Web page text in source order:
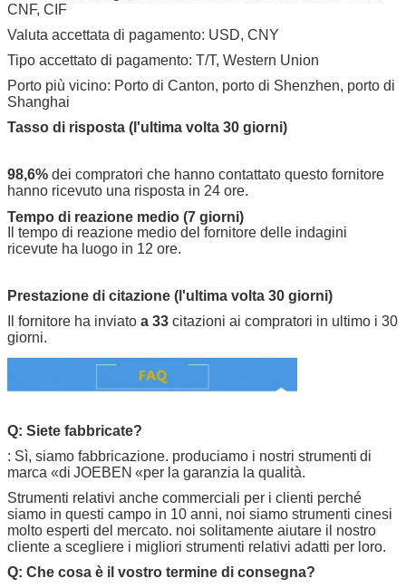
CNF, CIF
Valuta accettata di pagamento: USD, CNY
Tipo accettato di pagamento: T/T, Western Union
Porto più vicino: Porto di Canton, porto di Shenzhen, porto di
Shanghai
Tasso di risposta (l'ultima volta 30 giorni)
98,6% dei compratori che hanno contattato questo fornitore
hanno ricevuto una risposta in 24 ore.
Tempo di reazione medio (7 giorni)
Il tempo di reazione medio del fornitore delle indagini
ricevute ha luogo in 12 ore.
Prestazione di citazione (l'ultima volta 30 giorni)
Il fornitore ha inviato a 33 citazioni ai compratori in ultimo i 30
giorni.
Q: Siete fabbricate?
: Sì, siamo fabbricazione. produciamo i nostri strumenti di
marca «di JOEBEN «per la garanzia la qualità.
Strumenti relativi anche commerciali per i clienti perché
siamo in questi campo in 10 anni, noi siamo strumenti cinesi
molto esperti del mercato. noi solitamente aiutare il nostro
cliente a scegliere i migliori strumenti relativi adatti per loro.
Q: Che cosa è il vostro termine di consegna?